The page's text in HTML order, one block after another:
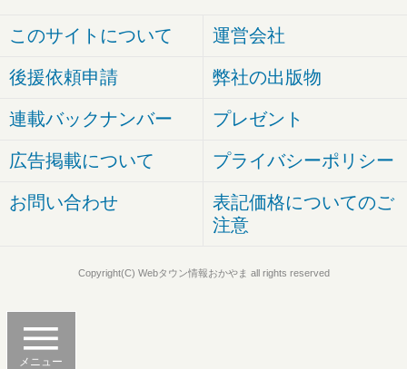
メニュー
このサイトについて 運営会社
後援依頼申請 弊社の出版物
連載バックナンバー プレゼント
広告掲載について プライバシーポリシー
お問い合わせ
表記価格についてのご
注意
Copyright(C) Webタウン情報おかやま all rights reserved